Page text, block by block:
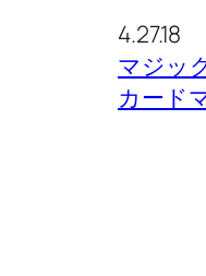
4.27.18
マジッ
カード